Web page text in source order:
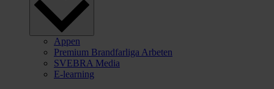
Appen
Premium Brandfarliga Arbeten
SVEBRA Media
E-learning